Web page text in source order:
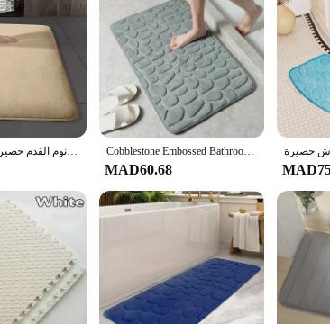
it's a statement piece that stands out with its
use, resisting stains and fading over time. Its sleek square
Whether you're dealing with spills or simply want to
design is not only practical but also stylish, making it a
settings. Its lightweight and portable nature makes it
its pristine appearance, even in high-traffic areas. Its
50x80 سنتيمتر المرجان المخملية بلون الكلمة حصيرة الحمام غرفة المعيشة المدخل ماصة للماء سجادة ضد الإنزلاق غرفة نوم القدم حصيرة السجاد Cobblestone Embossed Bathroom Bath Mat Non-slip Carpets In Wash Basin Bathtub Side Shower Room Floor Rug Doormat Memory Foam Pad
MAD60.68